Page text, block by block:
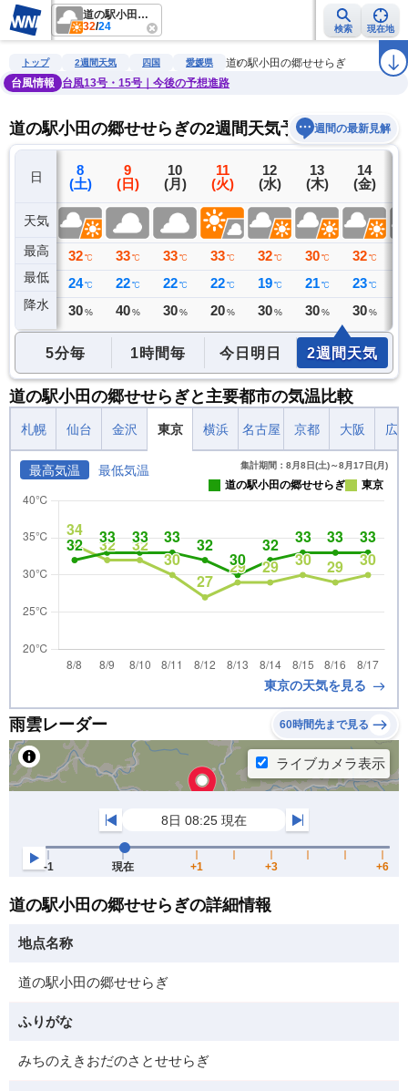
道の駅小田の郷せせらぎ
32/24 検索 現在地
雨雲レーダー 台風情報 地震情報 警報・注意報 2週間天気 ラ
トップ 2週間天気 四国 愛媛県
道の駅小田の郷せせらぎ
台風情報
台風13号・15号｜今後の予想進路
道の駅小田の郷せせらぎの2週間天気予報週間の最新見解
日
天気
最高
最低
降水
7
(金)
29 ℃
25 ℃
0 ミリ
8
(土)
32 ℃
24 ℃
30 %
9
(日)
33 ℃
22 ℃
40 %
10
(月)
33 ℃
22 ℃
30 %
11
(火)
33 ℃
22 ℃
20 %
12
(水)
32 ℃
19 ℃
30 %
13
(木)
30 ℃
21 ℃
30 %
14
(金)
32 ℃
23 ℃
30 %
5分毎 1時間毎 今日明日 2週間天気
道の駅小田の郷せせらぎと主要都市の気温比較
札幌 仙台 金沢 東京 横浜 名古屋 京都 大阪 広
最高気温 最低気温 集計期間：8月8日(土)～8月17日(月)
道の駅小田の郷せせらぎ 東京
東京の天気を見る
雨雲レーダー 60時間先まで見る
道の駅小田の郷せせらぎの詳細情報
地点名称
道の駅小田の郷せせらぎ
ふりがな
みちのえきおだのさとせせらぎ